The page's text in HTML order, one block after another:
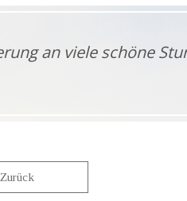
an viele schöne
Zurück